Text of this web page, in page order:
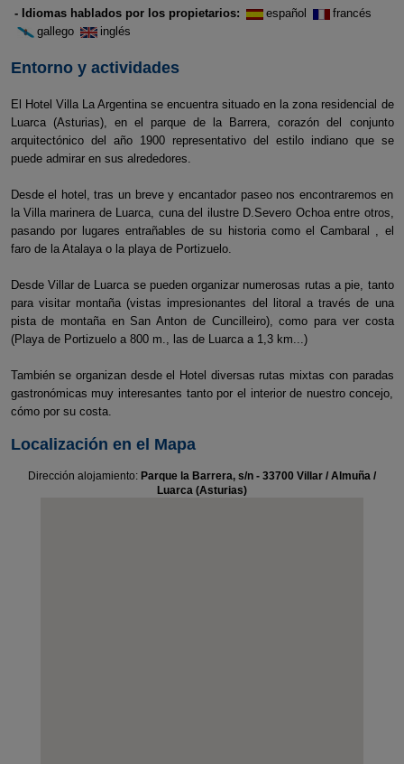
- Idiomas hablados por los propietarios: español
francés
gallego
inglés
Entorno y actividades
El Hotel Villa La Argentina se encuentra situado en la zona residencial de
Luarca (Asturias), en el parque de la Barrera, corazón del conjunto
arquitectónico del año 1900 representativo del estilo indiano que se
puede admirar en sus alrededores.
Desde el hotel, tras un breve y encantador paseo nos encontraremos en
la Villa marinera de Luarca, cuna del ilustre D.Severo Ochoa entre otros,
pasando por lugares entrañables de su historia como el Cambaral , el
faro de la Atalaya o la playa de Portizuelo.
Desde Villar de Luarca se pueden organizar numerosas rutas a pie, tanto
para visitar montaña (vistas impresionantes del litoral a través de una
pista de montaña en San Anton de Cuncilleiro), como para ver costa
(Playa de Portizuelo a 800 m., las de Luarca a 1,3 km...)
También se organizan desde el Hotel diversas rutas mixtas con paradas
gastronómicas muy interesantes tanto por el interior de nuestro concejo,
cómo por su costa.
Localización en el Mapa
Dirección alojamiento: Parque la Barrera, s/n - 33700 Villar / Almuña /
Luarca (Asturias)